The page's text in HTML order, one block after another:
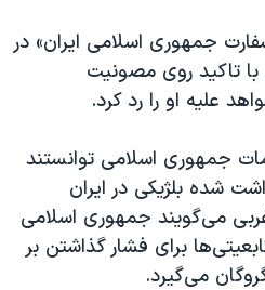
جمهوری اسلامی ایران» در
تاکید روی مصونیت
علیه او را رد کرد.
جمهوری اسلامی توانستند
شده بلژیکی در ایران
می‌گویند جمهوری اسلامی
برای فشار گذاشتن بر
می‌گیرد.